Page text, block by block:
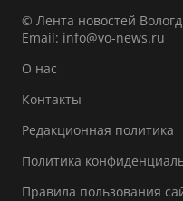
© Лента новостей
Email: info@vo-news.ru
О нас
Контакты
Редакционная политика
Политика
Правила пользования